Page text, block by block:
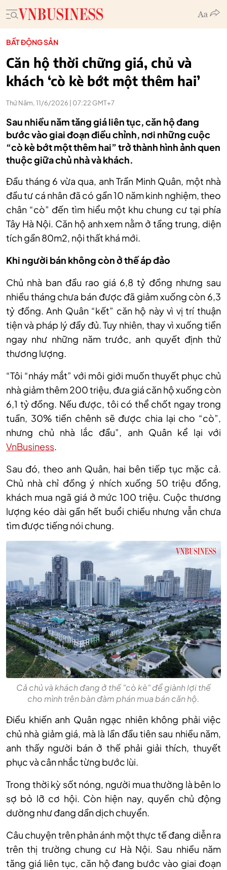
BẤT ĐỘNG SẢN
Căn hộ thời chững giá, chủ và
khách ‘cò kè bớt một thêm hai’
Thứ Năm, 11/6/2026 | 07:22 GMT+7
Sau nhiều năm tăng giá liên tục, căn hộ đang
bước vào giai đoạn điều chỉnh, nơi những cuộc
“cò kè bớt một thêm hai” trở thành hình ảnh quen
thuộc giữa chủ nhà và khách.
Đầu tháng 6 vừa qua, anh Trần Minh Quân, một nhà
đầu tư cá nhân đã có gần 10 năm kinh nghiệm, theo
chân “cò” đến tìm hiểu một khu chung cư tại phía
Tây Hà Nội. Căn hộ anh xem nằm ở tầng trung, diện
tích gần 80m2, nội thất khá mới.
Khi người bán không còn ở thế áp đảo
Chủ nhà ban đầu rao giá 6,8 tỷ đồng nhưng sau
nhiều tháng chưa bán được đã giảm xuống còn 6,3
tỷ đồng. Anh Quân “kết” căn hộ này vì vị trí thuận
tiện và pháp lý đầy đủ. Tuy nhiên, thay vì xuống tiền
ngay như những năm trước, anh quyết định thử
thương lượng.
“Tôi “nháy mắt” với môi giới muốn thuyết phục chủ
nhà giảm thêm 200 triệu, đưa giá căn hộ xuống còn
6,1 tỷ đồng. Nếu được, tôi có thể chốt ngay trong
tuần, 30% tiền chênh sẽ được chia lại cho “cò”,
nhưng chủ nhà lắc đầu”, anh Quân kể lại với
VnBusiness.
Sau đó, theo anh Quân, hai bên tiếp tục mặc cả.
Chủ nhà chỉ đồng ý nhích xuống 50 triệu đồng,
khách mua ngã giá ở mức 100 triệu. Cuộc thương
lượng kéo dài gần hết buổi chiều nhưng vẫn chưa
tìm được tiếng nói chung.
Cả chủ và khách đang ở thế "cò kè" để giành lợi thế
cho mình trên bàn đàm phán mua bán căn hộ.
Điều khiến anh Quân ngạc nhiên không phải việc
chủ nhà giảm giá, mà là lần đầu tiên sau nhiều năm,
anh thấy người bán ở thế phải giải thích, thuyết
phục và cân nhắc từng bước lùi.
Trong thời kỳ sốt nóng, người mua thường là bên lo
sợ bỏ lỡ cơ hội. Còn hiện nay, quyền chủ động
dường như đang dần dịch chuyển.
Câu chuyện trên phản ánh một thực tế đang diễn ra
trên thị trường chung cư Hà Nội. Sau nhiều năm
tăng giá liên tục, căn hộ đang bước vào giai đoạn